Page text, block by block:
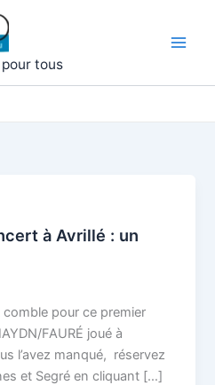
tous
à Avrillé : un
comble pour ce premier
FAURÉ joué à
l’avez manqué, réservez
et Segré en cliquant […]